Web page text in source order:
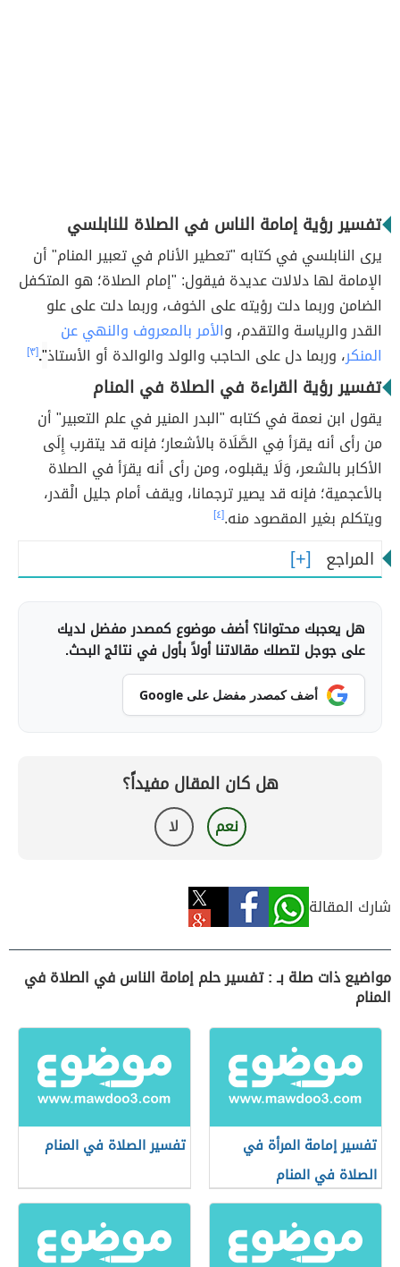
تفسير رؤية إمامة الناس في الصلاة للنابلسي
يرى النابلسي في كتابه "تعطير الأنام في تعبير المنام" أن
الإمامة لها دلالات عديدة فيقول: "إمام الصلاة؛ هو المتكفل
الضامن وربما دلت رؤيته على الخوف، وربما دلت على علو
القدر والرياسة والتقدم، والأمر بالمعروف والنهي عن
المنكر، وربما دل على الحاجب والولد والوالدة أو الأستاذ"
.[٣]
تفسير رؤية القراءة في الصلاة في المنام
يقول ابن نعمة في كتابه "البدر المنير في علم التعبير" أن
من رأى أنه يقرَأ فِي الصَّلَاة بالأشعار؛ فإنه قد يتقرب إِلَى
الأكابر بالشعر، وَلَا يقبلوه، ومن رأى أنه يقرَأ في الصلاة
بالأعجمية؛ فإنه قد يصير ترجمانا، ويقف أمام جليل الْقدر،
ويتكلم بغير المقصود منه.[٤]
المراجع
هل يعجبك محتوانا؟ أضف موضوع كمصدر مفضل لديك
على جوجل لتصلك مقالاتنا أولاً بأول في نتائج البحث.
أضف كمصدر مفضل على Google
هل كان المقال مفيداً؟
نعم لا
شارك المقالة
مواضيع ذات صلة بـ : تفسير حلم إمامة الناس في الصلاة في
المنام
تفسير إمامة المرأة في
الصلاة في المنام
تفسير الصلاة في المنام